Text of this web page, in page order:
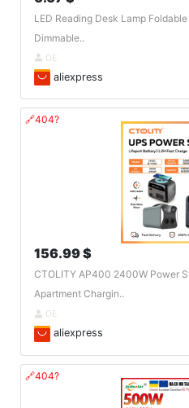
LED Reading Desk Lamp
Dimmable..
DE
aliexpress
🔗404?
156.99 $
CTOLITY AP400 2400W Power
Apartment Chargin..
DE
aliexpress
🔗404?